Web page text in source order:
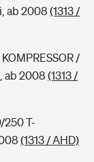
ab 2008 (1313 /
/
ab 2008 (1313 /
250 T-
(1313 / AHD)